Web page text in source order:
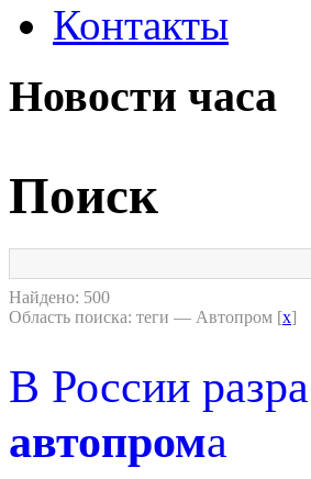
Контакты
Новости часа
Поиск
Найдено: 500
Область поиска: теги — Автопром [x]
В России
автопрома